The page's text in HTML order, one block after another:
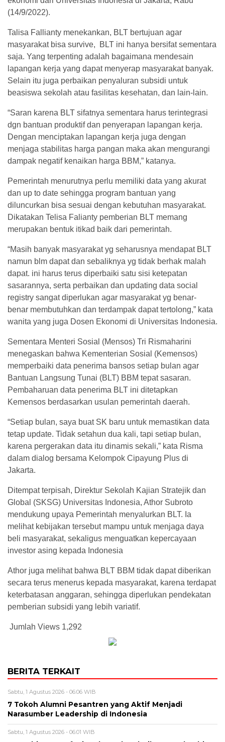
(14/9/2022).
Talisa Fallianty menekankan, BLT bertujuan agar
masyarakat bisa survive, BLT ini hanya bersifat sementara
saja. Yang terpenting adalah bagaimana mendesain
lapangan kerja yang dapat menyerap masyarakat banyak.
Selain itu juga perbaikan penyaluran subsidi untuk
beasiswa sekolah atau fasilitas kesehatan, dan lain-lain.
“Saran karena BLT sifatnya sementara harus terintegrasi
dgn bantuan produktif dan penyerapan lapangan kerja.
Dengan menciptakan lapangan kerja juga dengan
menjaga stabilitas harga pangan maka akan mengurangi
dampak negatif kenaikan harga BBM,” katanya.
Pemerintah menurutnya perlu memiliki data yang akurat
dan up to date sehingga program bantuan yang
diluncurkan bisa sesuai dengan kebutuhan masyarakat.
Dikatakan Telisa Falianty pemberian BLT memang
merupakan bentuk itikad baik dari pemerintah.
“Masih banyak masyarakat yg seharusnya mendapat BLT
namun blm dapat dan sebaliknya yg tidak berhak malah
dapat. ini harus terus diperbaiki satu sisi ketepatan
sasarannya, serta perbaikan dan updating data social
registry sangat diperlukan agar masyarakat yg benar-
benar membutuhkan dan terdampak dapat tertolong,” kata
wanita yang juga Dosen Ekonomi di Universitas Indonesia.
Sementara Menteri Sosial (Mensos) Tri Rismaharini
menegaskan bahwa Kementerian Sosial (Kemensos)
memperbaiki data penerima bansos setiap bulan agar
Bantuan Langsung Tunai (BLT) BBM tepat sasaran.
Pembaharuan data penerima BLT ini ditetapkan
Kemensos berdasarkan usulan pemerintah daerah.
“Setiap bulan, saya buat SK baru untuk memastikan data
tetap update. Tidak setahun dua kali, tapi setiap bulan,
karena pergerakan data itu dinamis sekali,” kata Risma
dalam dialog bersama Kelompok Cipayung Plus di
Jakarta.
Ditempat terpisah, Direktur Sekolah Kajian Stratejik dan
Global (SKSG) Universitas Indonesia, Athor Subroto
mendukung upaya Pemerintah menyalurkan BLT. Ia
melihat kebijakan tersebut mampu untuk menjaga daya
beli masyarakat, sekaligus menguatkan kepercayaan
investor asing kepada Indonesia
Athor juga melihat bahwa BLT BBM tidak dapat diberikan
secara terus menerus kepada masyarakat, karena terdapat
keterbatasan anggaran, sehingga diperlukan pendekatan
pemberian subsidi yang lebih variatif.
Jumlah Views 1,292
BERITA TERKAIT
Sabtu, 1 Agustus 2026 - 06:06 WIB
7 Tokoh Alumni Pesantren yang Aktif Menjadi
Narasumber Leadership di Indonesia
Sabtu, 1 Agustus 2026 - 06:01 WIB